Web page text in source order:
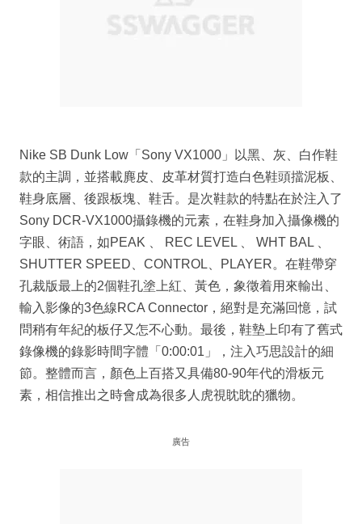
Nike SB Dunk Low「Sony VX1000」以黑、灰、白作鞋
款的主調，並搭載麂皮、皮革材質打造白色鞋頭擋泥板、
鞋身底層、後跟板塊、鞋舌。是次鞋款的特點在於注入了
Sony DCR-VX1000攝錄機的元素，在鞋身加入攝像機的
字眼、術語，如PEAK 、 REC LEVEL 、 WHT BAL 、
SHUTTER SPEED、CONTROL、PLAYER。在鞋帶穿
孔裁版最上的2個鞋孔塗上紅、黃色，象徵着用來輸出、
輸入影像的3色線RCA Connector，絕對是充滿回憶，試
問稍有年紀的板仔又怎不心動。最後，鞋墊上印有了舊式
錄像機的錄影時間字體「0:00:01」，注入巧思設計的細
節。整體而言，顏色上百搭又具備80-90年代的滑板元
素，相信推出之時會成為很多人虎視眈眈的獵物。
廣告